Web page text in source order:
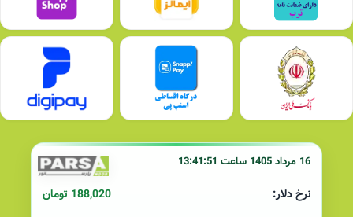
16 مرداد 1405 ساعت 13:41:51
نرخ دلار:
188,020 تومان